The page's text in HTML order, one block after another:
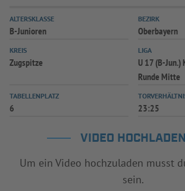
ALTERSKLASSE
B-Junioren
BEZIRK
Oberbayern
KREIS
Zugspitze
LIGA
U 17 (B-Jun.)
Runde Mitte
TABELLENPLATZ
6 23:25
VIDEO HOCHLADEN
Um ein Video hochzuladen musst
sein.